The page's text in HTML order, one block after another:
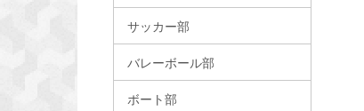
サッカー部
バレーボール部
ボート部